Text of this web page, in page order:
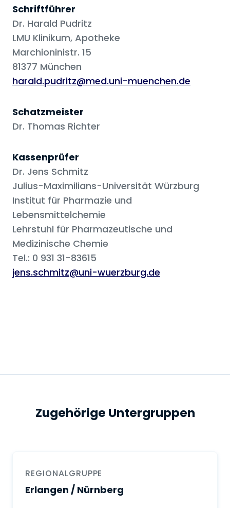
Schriftführer
Dr. Harald Pudritz
LMU Klinikum, Apotheke
Marchioninistr. 15
81377 München
harald.pudritz@med.uni-muenchen.de
Schatzmeister
Dr. Thomas Richter
Kassenprüfer
Dr. Jens Schmitz
Julius-Maximilians-Universität Würzburg
Institut für Pharmazie und
Lebensmittelchemie
Lehrstuhl für Pharmazeutische und
Medizinische Chemie
Tel.: 0 931 31-83615
jens.schmitz@uni-wuerzburg.de
Zugehörige Untergruppen
REGIONALGRUPPE
Erlangen / Nürnberg